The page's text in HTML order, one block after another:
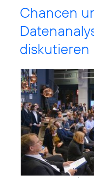
Chancen
diskutieren